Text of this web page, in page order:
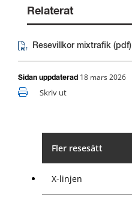
Fler resesätt
X-linjen
Relaterat
Resevillkor mixtrafik (pdf)
Pdf, 100 kB.
Sidan uppdaterad 18 mars 2026
Skriv ut